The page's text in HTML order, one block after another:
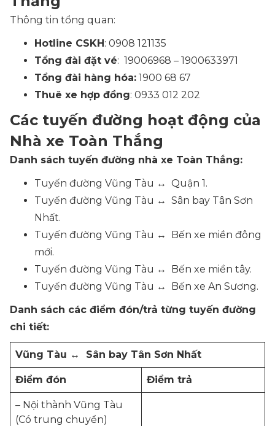
Thông tin tổng quan:
Hotline CSKH: 0908 121135
Tổng đài đặt vé: 19006968 – 1900633971
Tổng đài hàng hóa: 1900 68 67
Thuê xe hợp đồng: 0933 012 202
Các tuyến đường hoạt động của
Nhà xe Toàn Thắng
Danh sách tuyến đường nhà xe Toàn Thắng:
Tuyến đường Vũng Tàu ↔ Quận 1.
Tuyến đường Vũng Tàu ↔ Sân bay Tân Sơn
Nhất.
Tuyến đường Vũng Tàu ↔ Bến xe miền đông
mới.
Tuyến đường Vũng Tàu ↔ Bến xe miền tây.
Tuyến đường Vũng Tàu ↔ Bến xe An Sương.
Danh sách các điểm đón/trả từng tuyến đường
chi tiết:
Vũng Tàu ↔ Sân bay Tân Sơn Nhất
Điểm đón Điểm trả
– Nội thành Vũng Tàu
(Có trung chuyển)